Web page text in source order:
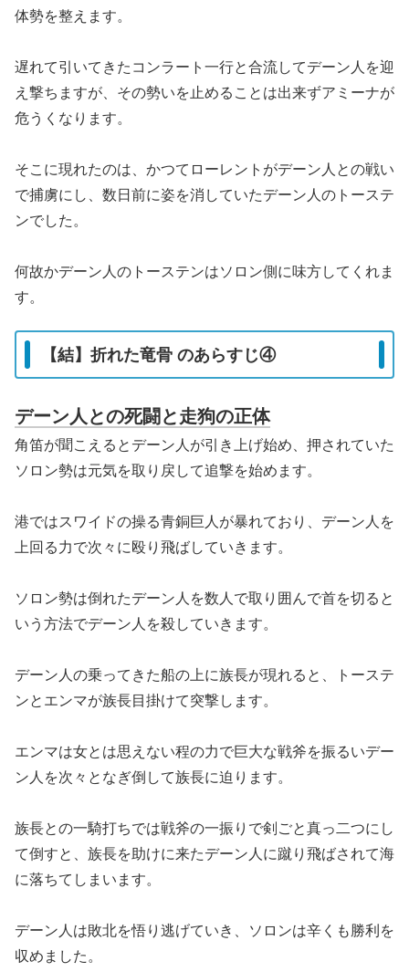
体勢を整えます。
遅れて引いてきたコンラート一行と合流してデーン人を迎
え撃ちますが、その勢いを止めることは出来ずアミーナが
危うくなります。
そこに現れたのは、かつてローレントがデーン人との戦い
で捕虜にし、数日前に姿を消していたデーン人のトーステ
ンでした。
何故かデーン人のトーステンはソロン側に味方してくれま
す。
【結】折れた竜骨 のあらすじ④
デーン人との死闘と走狗の正体
角笛が聞こえるとデーン人が引き上げ始め、押されていた
ソロン勢は元気を取り戻して追撃を始めます。
港ではスワイドの操る青銅巨人が暴れており、デーン人を
上回る力で次々に殴り飛ばしていきます。
ソロン勢は倒れたデーン人を数人で取り囲んで首を切ると
いう方法でデーン人を殺していきます。
デーン人の乗ってきた船の上に族長が現れると、トーステ
ンとエンマが族長目掛けて突撃します。
エンマは女とは思えない程の力で巨大な戦斧を振るいデー
ン人を次々となぎ倒して族長に迫ります。
族長との一騎打ちでは戦斧の一振りで剣ごと真っ二つにし
て倒すと、族長を助けに来たデーン人に蹴り飛ばされて海
に落ちてしまいます。
デーン人は敗北を悟り逃げていき、ソロンは辛くも勝利を
収めました。